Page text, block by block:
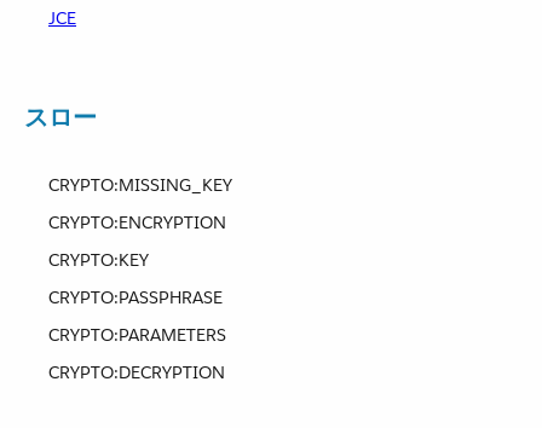
JCE
スロー
CRYPTO:MISSING_KEY​
CRYPTO:ENCRYPTION
CRYPTO:KEY
CRYPTO:PASSPHRASE
CRYPTO:PARAMETERS
CRYPTO:DECRYPTION